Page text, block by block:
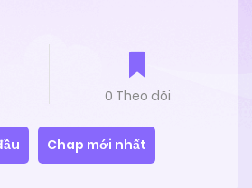
0 Theo dõi
Chap mới nhất